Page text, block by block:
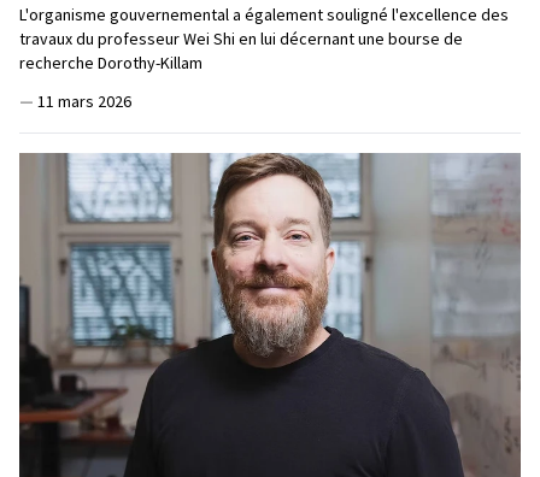
L'organisme gouvernemental a également souligné l'excellence des
travaux du professeur Wei Shi en lui décernant une bourse de
recherche Dorothy-Killam
— 11 mars 2026